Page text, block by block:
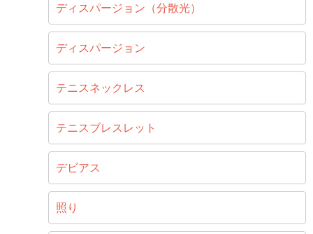
ディスパージョン（分散光）
ディスパージョン
テニスネックレス
テニスブレスレット
デビアス
照り